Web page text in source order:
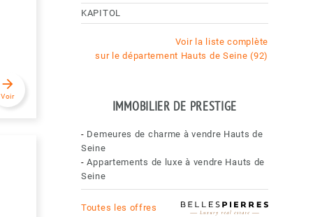
arrow_forward
Voir
KAPITOL
Voir la liste complète
sur le département Hauts de Seine (92)
IMMOBILIER DE PRESTIGE
- Demeures de charme à vendre Hauts de
Seine
-Appartements de luxe à vendre Hauts de
Seine
Toutes les offres